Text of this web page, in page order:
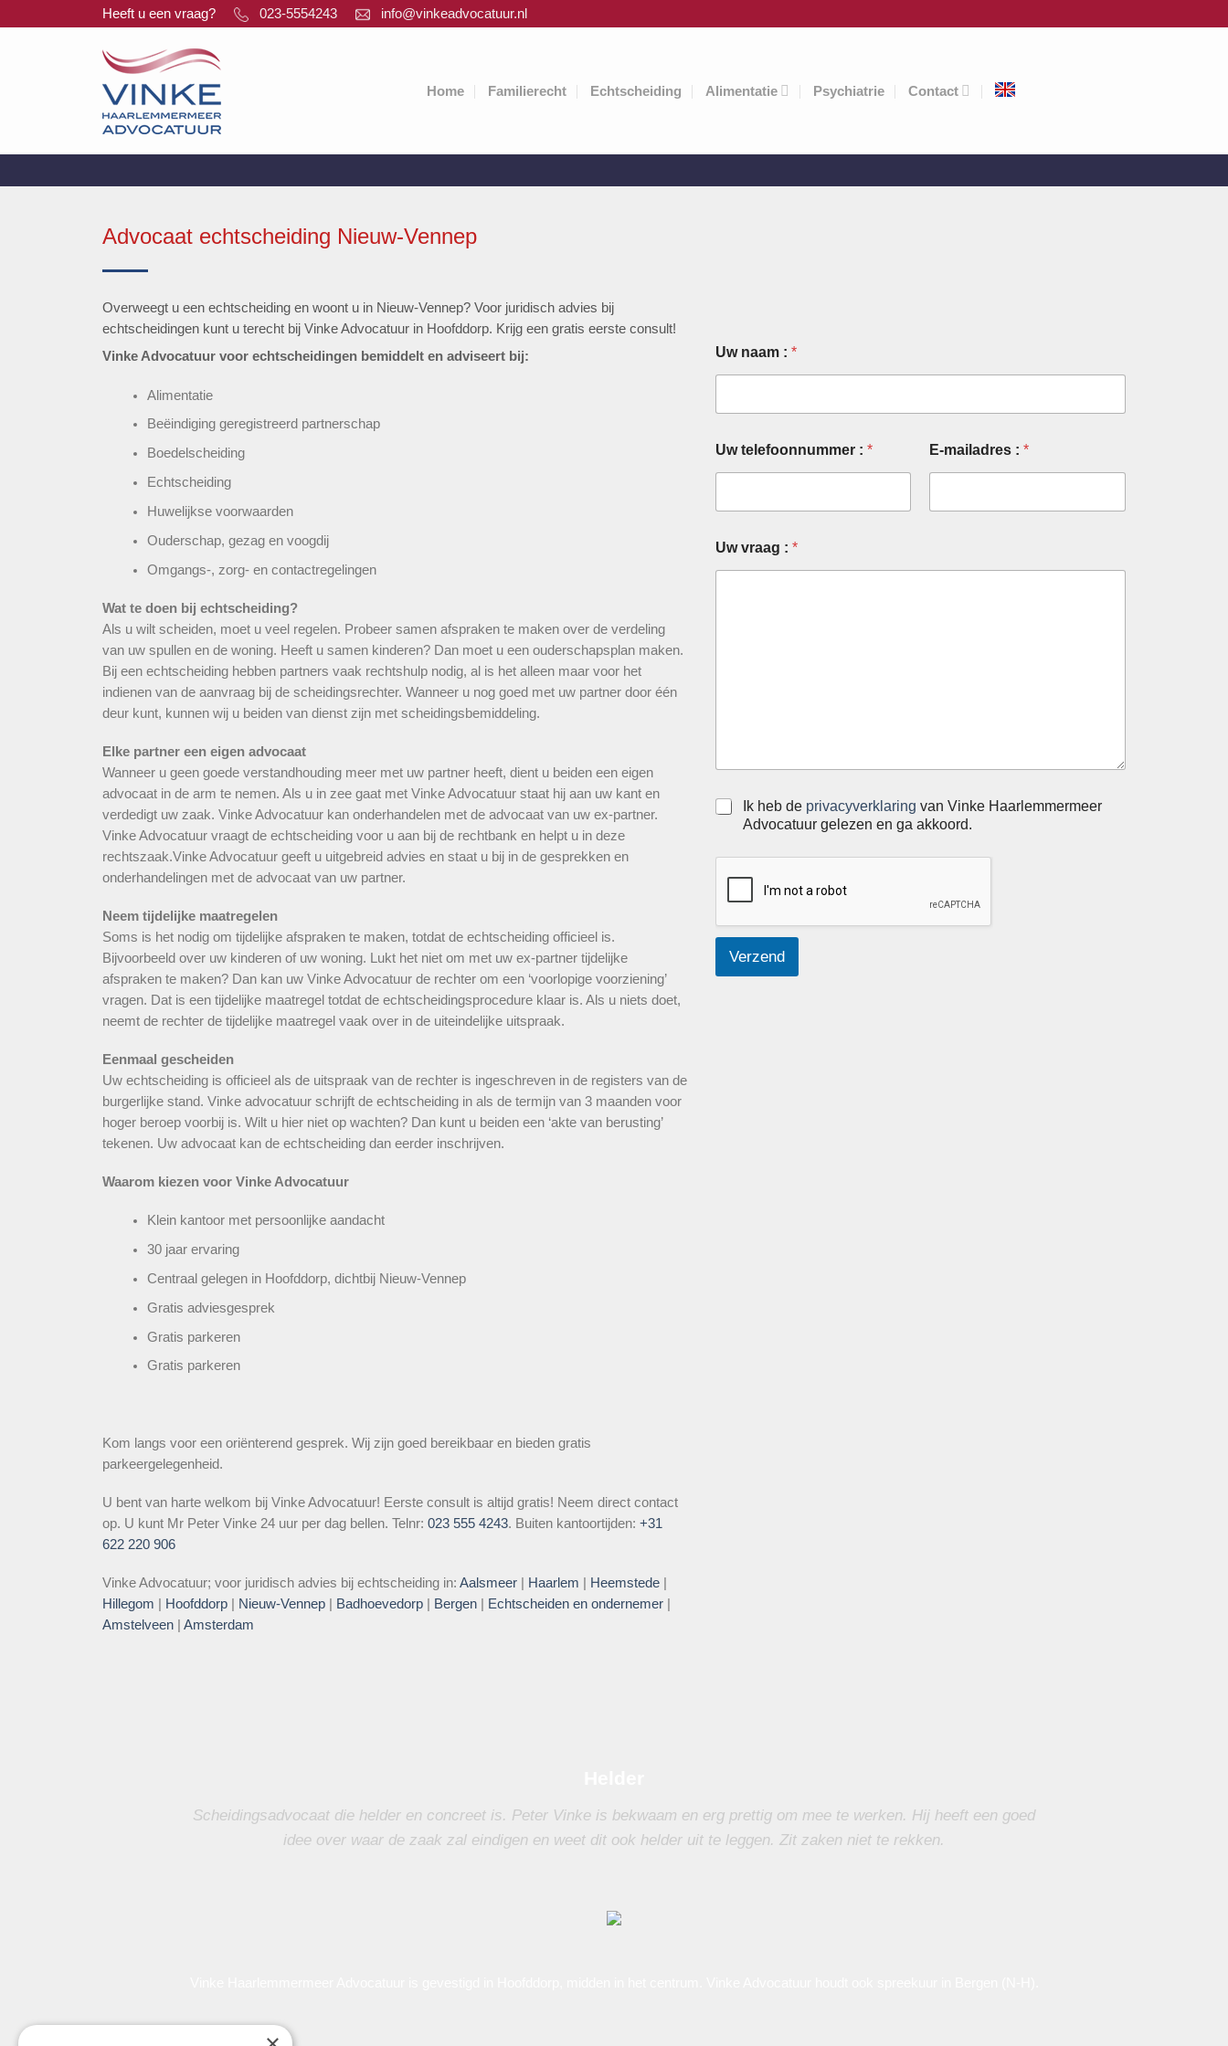
naar
Heeft u een vraag? 023-5554243 info@vinkeadvocatuur.nl
Home Familierecht Echtscheiding Alimentatie Psychiatrie Contact
Advocaat echtscheiding Nieuw-Vennep
Overweegt u een echtscheiding en woont u in Nieuw-Vennep? Voor juridisch advies bij
echtscheidingen kunt u terecht bij Vinke Advocatuur in Hoofddorp. Krijg een gratis eerste consult!
Vinke Advocatuur voor echtscheidingen bemiddelt en adviseert bij:
Alimentatie
Beëindiging geregistreerd partnerschap
Boedelscheiding
Echtscheiding
Huwelijkse voorwaarden
Ouderschap, gezag en voogdij
Omgangs-, zorg- en contactregelingen
Wat te doen bij echtscheiding?
Als u wilt scheiden, moet u veel regelen. Probeer samen afspraken te maken over de verdeling
van uw spullen en de woning. Heeft u samen kinderen? Dan moet u een ouderschapsplan maken.
Bij een echtscheiding hebben partners vaak rechtshulp nodig, al is het alleen maar voor het
indienen van de aanvraag bij de scheidingsrechter. Wanneer u nog goed met uw partner door één
deur kunt, kunnen wij u beiden van dienst zijn met scheidingsbemiddeling.
Elke partner een eigen advocaat
Wanneer u geen goede verstandhouding meer met uw partner heeft, dient u beiden een eigen
advocaat in de arm te nemen. Als u in zee gaat met Vinke Advocatuur staat hij aan uw kant en
verdedigt uw zaak. Vinke Advocatuur kan onderhandelen met de advocaat van uw ex-partner.
Vinke Advocatuur vraagt de echtscheiding voor u aan bij de rechtbank en helpt u in deze
rechtszaak.Vinke Advocatuur geeft u uitgebreid advies en staat u bij in de gesprekken en
onderhandelingen met de advocaat van uw partner.
Neem tijdelijke maatregelen
Soms is het nodig om tijdelijke afspraken te maken, totdat de echtscheiding officieel is.
Bijvoorbeeld over uw kinderen of uw woning. Lukt het niet om met uw ex-partner tijdelijke
afspraken te maken? Dan kan uw Vinke Advocatuur de rechter om een ‘voorlopige voorziening’
vragen. Dat is een tijdelijke maatregel totdat de echtscheidingsprocedure klaar is. Als u niets doet,
neemt de rechter de tijdelijke maatregel vaak over in de uiteindelijke uitspraak.
Eenmaal gescheiden
Uw echtscheiding is officieel als de uitspraak van de rechter is ingeschreven in de registers van de
burgerlijke stand. Vinke advocatuur schrijft de echtscheiding in als de termijn van 3 maanden voor
hoger beroep voorbij is. Wilt u hier niet op wachten? Dan kunt u beiden een ‘akte van berusting’
tekenen. Uw advocaat kan de echtscheiding dan eerder inschrijven.
Waarom kiezen voor Vinke Advocatuur
Klein kantoor met persoonlijke aandacht
30 jaar ervaring
Centraal gelegen in Hoofddorp, dichtbij Nieuw-Vennep
Gratis adviesgesprek
Gratis parkeren
Gratis parkeren
Kom langs voor een oriënterend gesprek. Wij zijn goed bereikbaar en bieden gratis
parkeergelegenheid.
U bent van harte welkom bij Vinke Advocatuur! Eerste consult is altijd gratis! Neem direct contact
op. U kunt Mr Peter Vinke 24 uur per dag bellen. Telnr: 023 555 4243. Buiten kantoortijden: +31
622 220 906
Vinke Advocatuur; voor juridisch advies bij echtscheiding in: Aalsmeer Haarlem Heemstede
Hillegom
Hoofddorp Nieuw-Vennep Badhoevedorp Bergen Echtscheiden en ondernemer
Amstelveen
Amsterdam
Uw naam : *
Uw telefoonnummer : * E-mailadres :*
Uw vraag : *
S
e
e
v
k
Ik heb de privacyverklaring van Vinke Haarlemmermeer
Advocatuur gelezen en ga akkoord.
Verzend
Scheidingsadvocaat die helder en concreet is. Peter Vinke is bekwaam en erg prettig om mee te werken. Hij heeft een goed
idee over waar de zaak zal eindigen en weet dit ook helder uit te leggen. Zit zaken niet te rekken.